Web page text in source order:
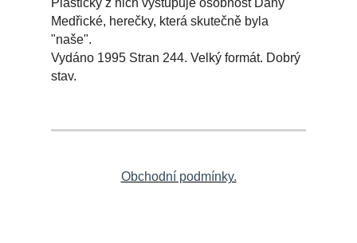
Plasticky z nich vystupuje osobnost Dany
Medřické, herečky, která skutečně byla
"naše".
Vydáno 1995 Stran 244. Velký formát. Dobrý
stav.
Obchodní podmínky.